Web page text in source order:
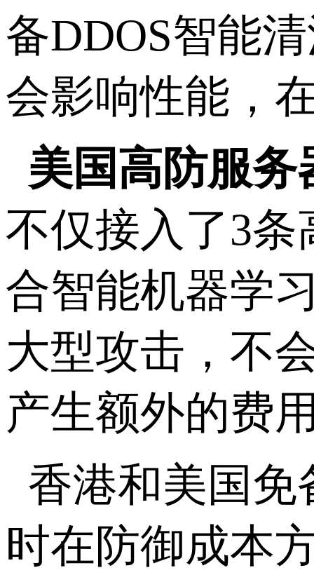
备DDOS智能
会影响性能，
美国高防服务
不仅接入了3
合智能机器学
大型攻击，不
产生额外的费
香港和美国免
时在防御成本